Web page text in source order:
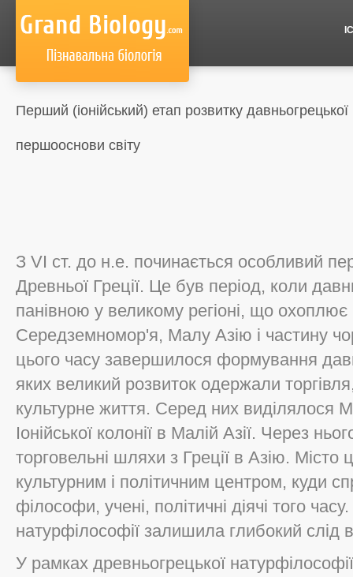
Перший (іонійський) етап розвитку
першооснови світу
З VI ст. до н.е. починається особливий
Древньої Греції. Це був період, коли
панівною у великому регіоні, що охоплює
Середземномор'я, Малу Азію і частину
цього часу завершилося формування
яких великий розвиток одержали
культурне життя. Серед них виділялося
Іонійської колонії в Малій Азії. Через
торговельні шляхи з Греції в Азію.
культурним і політичним центром, куди
філософи, учені, політичні діячі того
натурфілософії залишила глибокий слід в
У рамках древньогрецької